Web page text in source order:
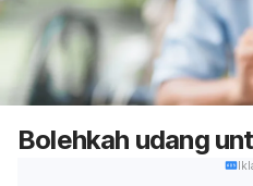
Bolehkah udang